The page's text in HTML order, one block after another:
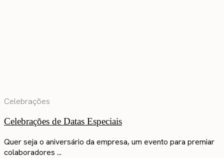
Celebrações
Celebrações de Datas Especiais
Quer seja o aniversário da empresa, um evento para premiar
colaboradores ...